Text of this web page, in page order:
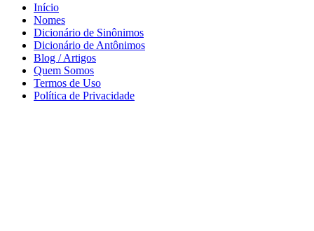
Início
Nomes
Dicionário de Sinônimos
Dicionário de Antônimos
Blog / Artigos
Quem Somos
Termos de Uso
Política de Privacidade